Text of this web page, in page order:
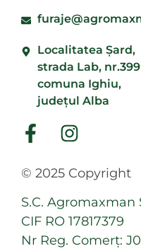
Localitatea Şard,
strada Lab,
comuna Ighiu,
județul Alba
© 2025 Copyright
S.C. Agromaxman
CIF RO 17817379
Nr Reg. Comerț: